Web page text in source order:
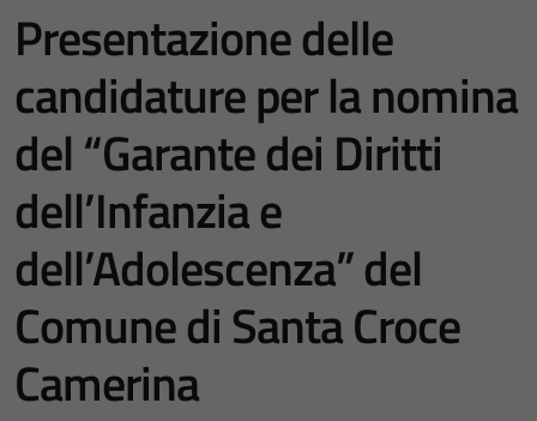
Presentazione delle
candidature per la nomina
del “Garante dei Diritti
dell’Infanzia e
dell’Adolescenza” del
Comune di Santa Croce
Camerina